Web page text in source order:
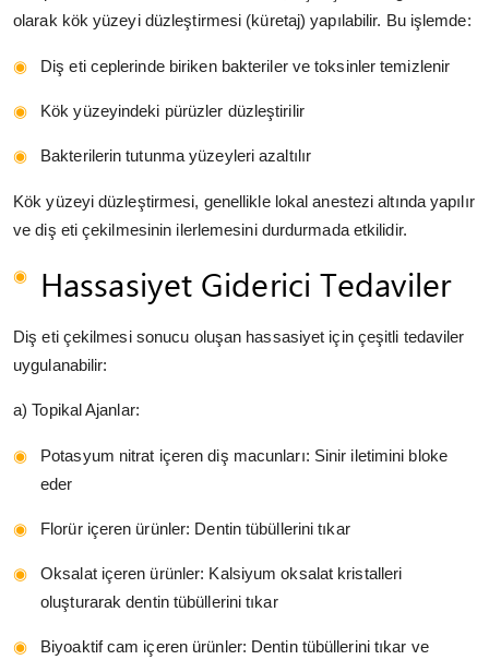
olarak kök yüzeyi düzleştirmesi (küretaj) yapılabilir. Bu işlemde:
Diş eti ceplerinde biriken bakteriler ve toksinler temizlenir
Kök yüzeyindeki pürüzler düzleştirilir
Bakterilerin tutunma yüzeyleri azaltılır
Kök yüzeyi düzleştirmesi, genellikle lokal anestezi altında yapılır
ve diş eti çekilmesinin ilerlemesini durdurmada etkilidir.
Hassasiyet Giderici Tedaviler
Diş eti çekilmesi sonucu oluşan hassasiyet için çeşitli tedaviler
uygulanabilir:
a) Topikal Ajanlar:
Potasyum nitrat içeren diş macunları: Sinir iletimini bloke
eder
Florür içeren ürünler: Dentin tübüllerini tıkar
Oksalat içeren ürünler: Kalsiyum oksalat kristalleri
oluşturarak dentin tübüllerini tıkar
Biyoaktif cam içeren ürünler: Dentin tübüllerini tıkar ve